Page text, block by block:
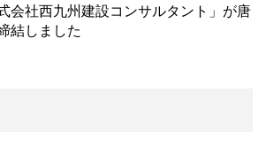
会社西九州建設コンサルタント」が唐
結しました